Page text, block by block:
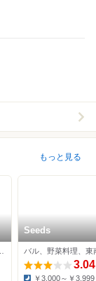
もっと見る
Seeds
3.04
￥3,000～￥3,999